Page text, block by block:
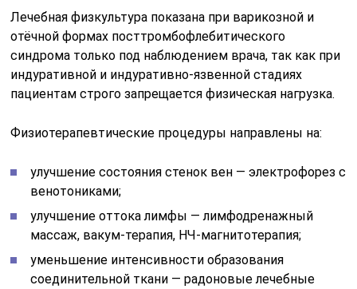
Лечебная физкультура показана при варикозной и
отёчной формах посттромбофлебитического
синдрома только под наблюдением врача, так как при
индуративной и индуративно-язвенной стадиях
пациентам строго запрещается физическая нагрузка.
Физиотерапевтические процедуры направлены на:
улучшение состояния стенок вен — электрофорез с
венотониками;
улучшение оттока лимфы — лимфодренажный
массаж, вакум-терапия, НЧ-магнитотерапия;
уменьшение интенсивности образования
соединительной ткани — радоновые лечебные